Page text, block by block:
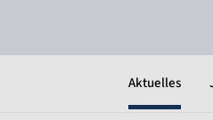
Aktuelles